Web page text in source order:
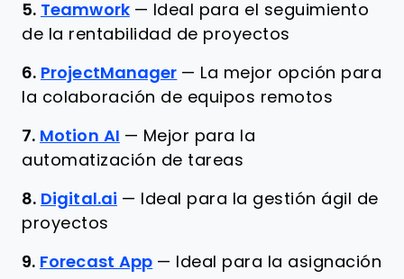
5. Teamwork — Ideal para el seguimiento
de la rentabilidad de proyectos
6. ProjectManager — La mejor opción para
la colaboración de equipos remotos
7. Motion AI — Mejor para la
automatización de tareas
8. Digital.ai —
Ideal para la gestión ágil de
proyectos
9. Forecast App —
Ideal para la asignación